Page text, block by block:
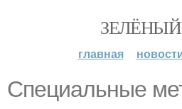
главная
Специальные